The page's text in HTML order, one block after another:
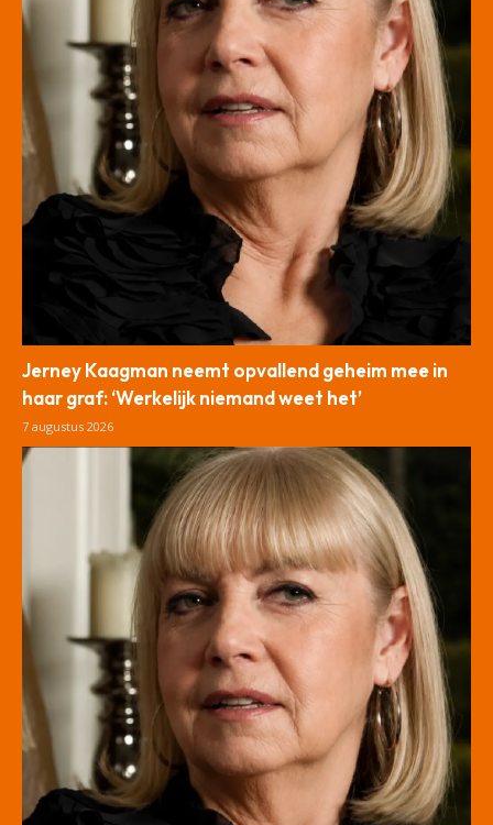
Jerney Kaagman neemt opvallend geheim mee in
haar graf: ‘Werkelijk niemand weet het’
7 augustus 2026